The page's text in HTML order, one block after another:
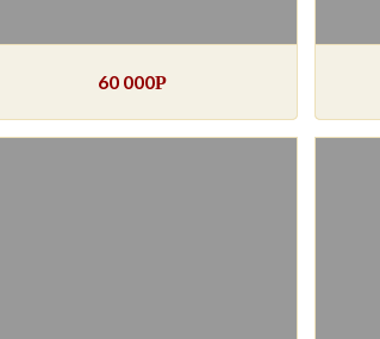
60 000Р